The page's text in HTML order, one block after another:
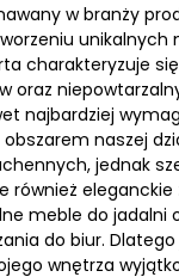
w branży
unikalnych
charakteryzuje
oraz
najbardziej
obszarem naszej
jednak
również eleganckie
meble do jadalni
do biur.
wnętrza